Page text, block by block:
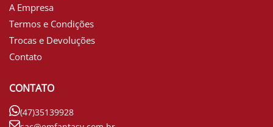
A Empresa
Termos e Condições
Trocas e Devoluções
Contato
CONTATO
(47)35139928